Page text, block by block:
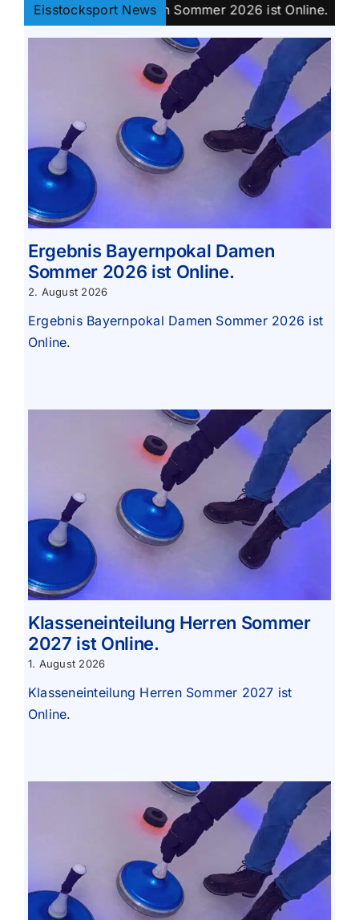
Eisstocksport News
Damen Sommer 2026 ist Online. ||
Ergebnis Bayernpokal Damen
Sommer 2026 ist Online.
2. August 2026
Ergebnis Bayernpokal Damen Sommer 2026 ist
Online.
Klasseneinteilung Herren Sommer
2027 ist Online.
1. August 2026
Klasseneinteilung Herren Sommer 2027 ist
Online.